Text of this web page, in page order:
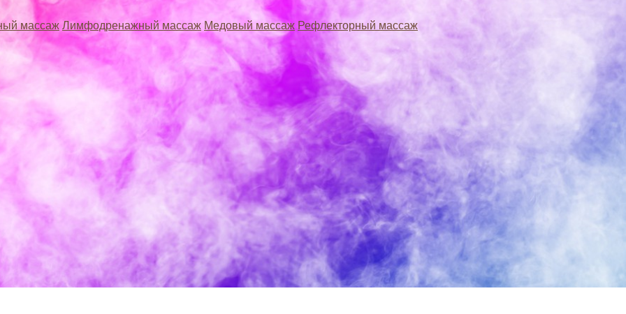
массаж Лимфодренажный массаж Медовый массаж Рефлекторный массаж